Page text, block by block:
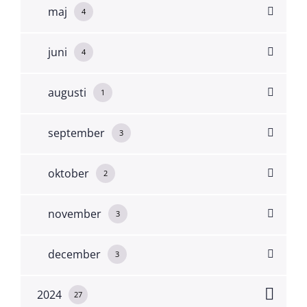
maj 4
juni 4
augusti 1
september 3
oktober 2
november 3
december 3
2024 27